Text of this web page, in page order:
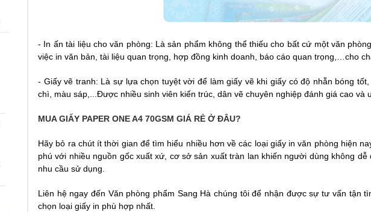
- In ấn tài liệu cho văn phòng: Là sản phẩm không thể thiếu cho bất cứ một văn
việc in văn bản, tài liệu quan trọng, hợp đồng kinh doanh, báo cáo quan trọng,…cho
- Giấy vẽ tranh: Là sự lựa chọn tuyệt vời để làm giấy vẽ khi giấy có độ nhẵn bóng
chì, màu sáp,...Được nhiều sinh viên kiến trúc, dân vẽ chuyên nghiệp đánh giá cao và
MUAGIẤY PAPER ONE A4 70GSM GIÁ RẺ Ở ĐÂU?
Hãy bỏ ra chút ít thời gian để tìm hiểu nhiều hơn về các loại giấy in văn phòng hiện
phú với nhiều nguồn gốc xuất xứ, cơ sở sản xuất tràn lan khiến người dùng không
nhu cầu sử dụng.
Liên hệ ngay đến Văn phòng phẩm Sang Hà chúng tôi để nhận được sự tư vấn tận
chọn loại giấy in phù hợp nhất.